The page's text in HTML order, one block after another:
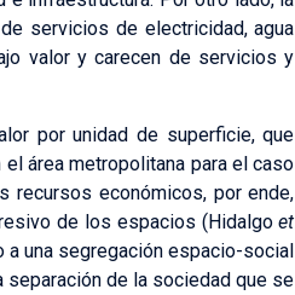
servicios de electricidad, agua
valor y carecen de servicios y
por unidad de superficie, que
área metropolitana para el caso
recursos económicos, por ende,
de los espacios (Hidalgoet
una segregación espacio-social
separación de la sociedad que se